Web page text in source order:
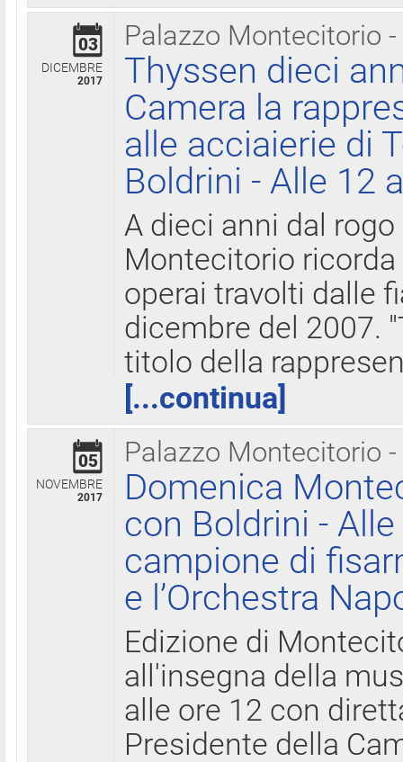
Palazzo Montecitorio
03
DICEMBRE
2017
Thyssen dieci
Camera la
alle acciaierie di
Boldrini - Alle 12
A dieci anni dal
Montecitorio
operai travolti dalle
dicembre del 2007.
titolo della
[...continua]
Palazzo Montecitorio
05
NOVEMBRE
2017
Domenica
con Boldrini -
campione di
e l’Orchestra
Edizione di
all'insegna della
alle ore 12 con
Presidente della